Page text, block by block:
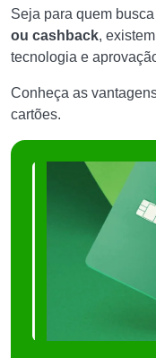
Seja para quem busca
ou cashback,
tecnologia e
Conheça as
cartões.